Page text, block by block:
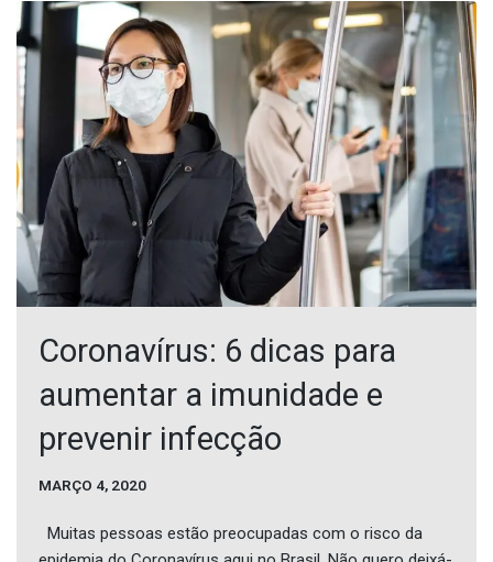
Coronavírus: 6 dicas para
aumentar a imunidade e
prevenir infecção
MARÇO 4, 2020
Muitas pessoas estão preocupadas com o risco da